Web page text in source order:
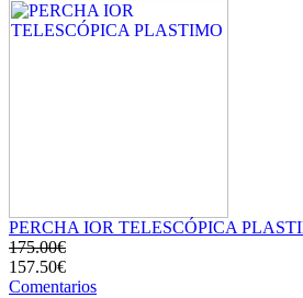
PERCHA IOR TELESCÓPICA
175.00€
157.50€
Comentarios